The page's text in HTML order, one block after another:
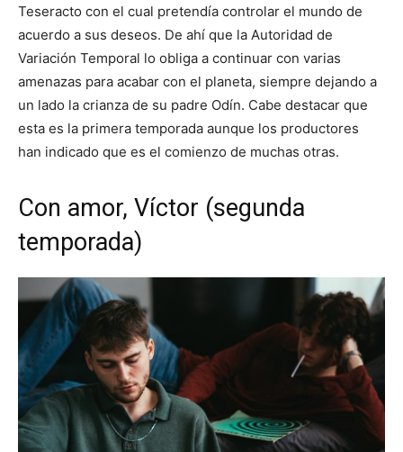
Teseracto con el cual pretendía controlar el mundo de
acuerdo a sus deseos. De ahí que la Autoridad de
Variación Temporal lo obliga a continuar con varias
amenazas para acabar con el planeta, siempre dejando a
un lado la crianza de su padre Odín. Cabe destacar que
esta es la primera temporada aunque los productores
han indicado que es el comienzo de muchas otras.
Con amor, Víctor (segunda
temporada)